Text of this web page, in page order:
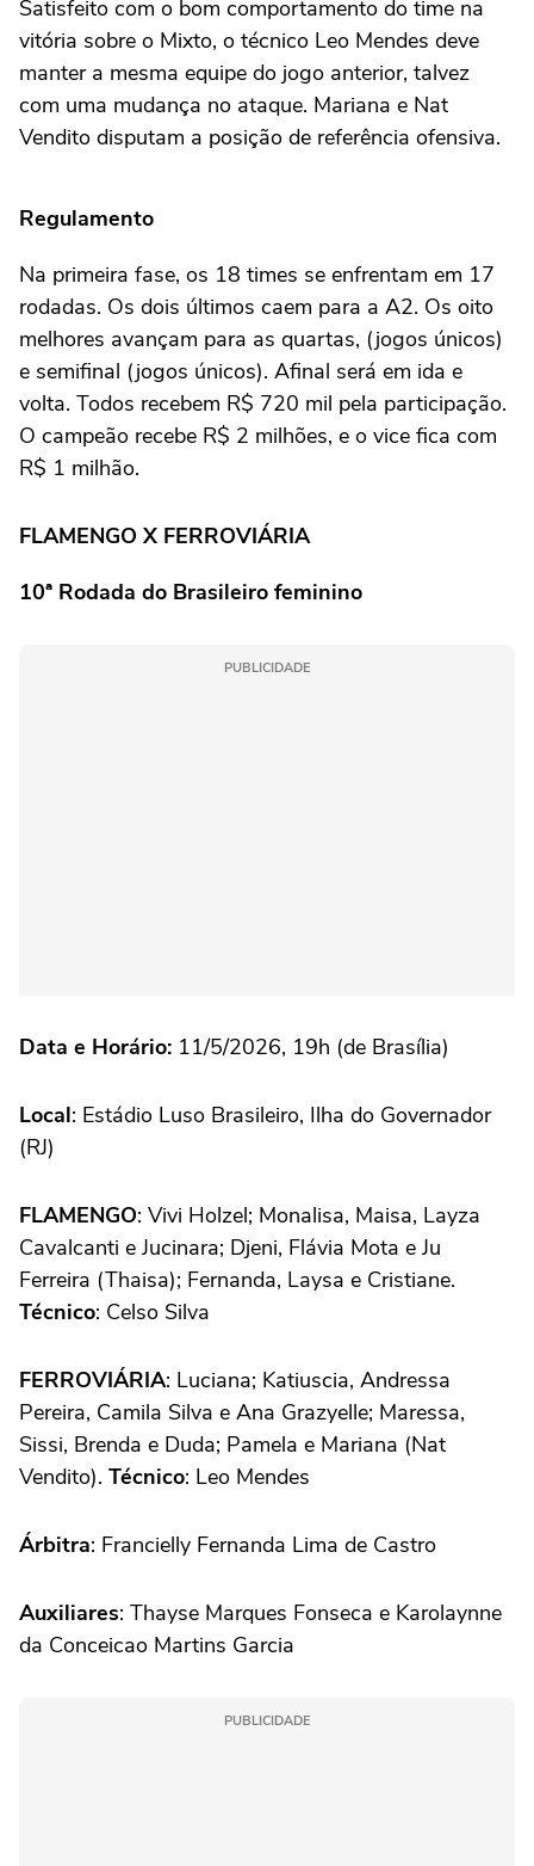
Satisfeito com o bom comportamento do time na
vitória sobre o Mixto, o técnico Leo Mendes deve
manter a mesma equipe do jogo anterior, talvez
com uma mudança no ataque. Mariana e Nat
Vendito disputam a posição de referência ofensiva.
Regulamento
Na primeira fase, os 18 times se enfrentam em 17
rodadas. Os dois últimos caem para a A2. Os oito
melhores avançam para as quartas, (jogos únicos)
e semifinal (jogos únicos). Afinal será em ida e
volta. Todos recebem R$ 720 mil pela participação.
O campeão recebe R$ 2 milhões, e o vice fica com
R$ 1 milhão.
FLAMENGO X FERROVIÁRIA
10ª Rodada do Brasileiro feminino
PUBLICIDADE
Data e Horário: 11/5/2026, 19h (de Brasília)
Local: Estádio Luso Brasileiro, Ilha do Governador
(RJ)
FLAMENGO: Vivi Holzel; Monalisa, Maisa, Layza
Cavalcanti e Jucinara; Djeni, Flávia Mota e Ju
Ferreira (Thaisa); Fernanda, Laysa e Cristiane.
Técnico: Celso Silva
FERROVIÁRIA: Luciana; Katiuscia, Andressa
Pereira, Camila Silva e Ana Grazyelle; Maressa,
Sissi, Brenda e Duda; Pamela e Mariana (Nat
Vendito). Técnico: Leo Mendes
Árbitra: Francielly Fernanda Lima de Castro
Auxiliares: Thayse Marques Fonseca e Karolaynne
da Conceicao Martins Garcia
PUBLICIDADE